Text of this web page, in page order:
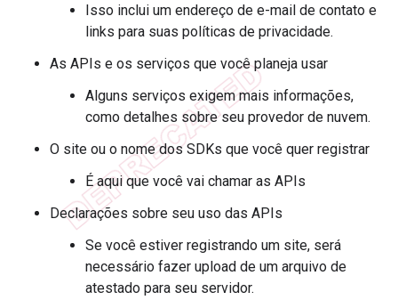
Isso inclui um endereço de e-mail de contato e
links para suas políticas de privacidade.
As APIs e os serviços que você planeja usar
Alguns serviços exigem mais informações,
como detalhes sobre seu provedor de nuvem.
O site ou o nome dos SDKs que você quer registrar
É aqui que você vai chamar as APIs
Declarações sobre seu uso das APIs
Se você estiver registrando um site, será
necessário fazer upload de um arquivo de
atestado para seu servidor.